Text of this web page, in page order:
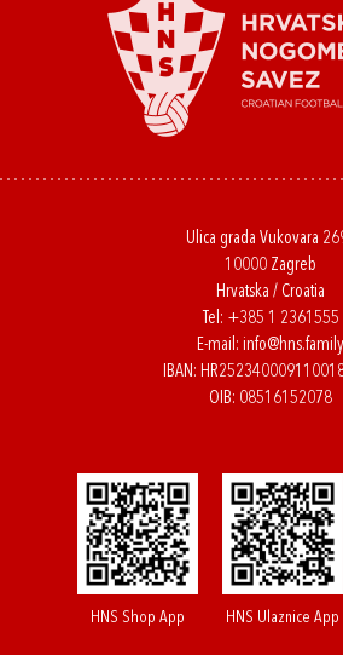
Ulica grada Vukovara
10000 Zagreb
Hrvatska / Croatia
Tel: +385 1 2361555
E-mail: info@hns.family
IBAN:
OIB: 08516152078
HNS Shop App HNS Ulaznice App